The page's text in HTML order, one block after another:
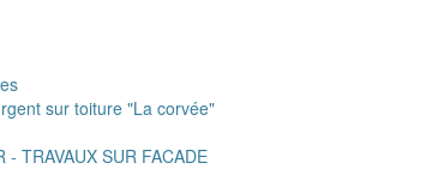
sur toiture "La corvée"
TRAVAUX SUR FACADE